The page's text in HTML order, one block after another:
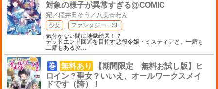
対象の様子が異常すぎる@COMIC
宛／稲井田そう／八美☆わん
少女
ファンタジー・SF
気付かない間に地獄絵図！？
デッドエンド回避を目指す悪役令嬢・ミスティアと、一癖も
二癖もある攻
巻 無料あり
【期間限定 無料お試し版】ヒ
ロイン？聖女？いいえ、オールワークスメイ
ドです（誇）！